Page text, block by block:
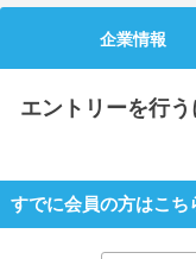
適職診断
就活ニュースペ
企業情報
エントリーを行
すでに会員の方はこち